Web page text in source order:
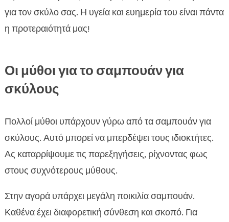
για τον σκύλο σας. Η υγεία και ευημερία του είναι πάντα
η προτεραιότητά μας!
Οι μύθοι για το σαμπουάν για
σκύλους
Πολλοί μύθοι υπάρχουν γύρω από τα σαμπουάν για
σκύλους. Αυτό μπορεί να μπερδέψει τους ιδιοκτήτες.
Ας καταρρίψουμε τις παρεξηγήσεις, ρίχνοντας φως
στους συχνότερους μύθους.
Στην αγορά υπάρχει μεγάλη ποικιλία σαμπουάν.
Καθένα έχει διαφορετική σύνθεση και σκοπό. Για